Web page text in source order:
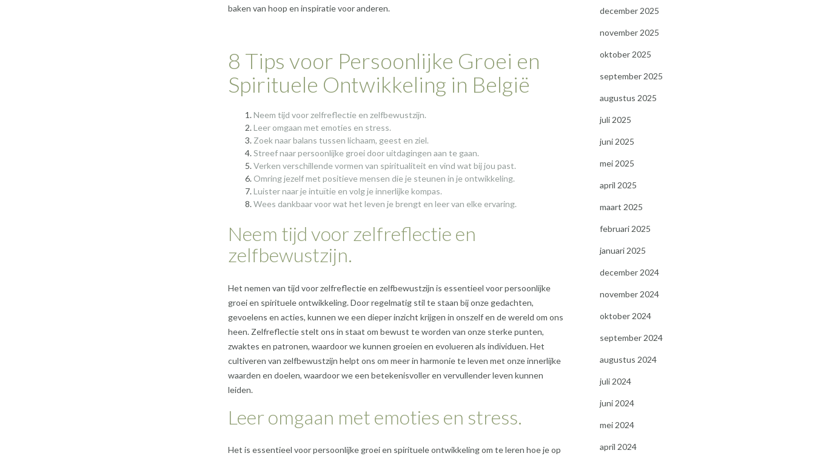
baken van hoop en inspiratie voor anderen.
8 Tips voor Persoonlijke Groei en
Spirituele Ontwikkeling in België
Neem tijd voor zelfreflectie en zelfbewustzijn.
Leer omgaan met emoties en stress.
Zoek naar balans tussen lichaam, geest en ziel.
Streef naar persoonlijke groei door uitdagingen aan te gaan.
Verken verschillende vormen van spiritualiteit en vind wat bij jou past.
Omring jezelf met positieve mensen die je steunen in je ontwikkeling.
Luister naar je intuïtie en volg je innerlijke kompas.
Wees dankbaar voor wat het leven je brengt en leer van elke ervaring.
Neem tijd voor zelfreflectie en
zelfbewustzijn.
Het nemen van tijd voor zelfreflectie en zelfbewustzijn is essentieel voor persoonlijke
groei en spirituele ontwikkeling. Door regelmatig stil te staan bij onze gedachten,
gevoelens en acties, kunnen we een dieper inzicht krijgen in onszelf en de wereld om ons
heen. Zelfreflectie stelt ons in staat om bewust te worden van onze sterke punten,
zwaktes en patronen, waardoor we kunnen groeien en evolueren als individuen. Het
cultiveren van zelfbewustzijn helpt ons om meer in harmonie te leven met onze innerlijke
waarden en doelen, waardoor we een betekenisvoller en vervullender leven kunnen
leiden.
Leer omgaan met emoties en stress.
Het is essentieel voor persoonlijke groei en spirituele ontwikkeling om te leren hoe je op
december 2025
november 2025
oktober 2025
september 2025
augustus 2025
juli 2025
juni 2025
mei 2025
april 2025
maart 2025
februari 2025
januari 2025
december 2024
november 2024
oktober 2024
september 2024
augustus 2024
juli 2024
juni 2024
mei 2024
april 2024